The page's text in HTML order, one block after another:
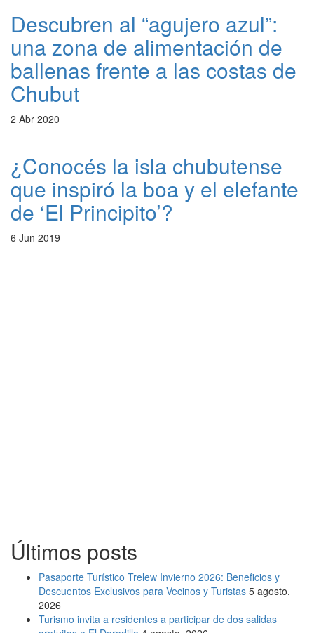
Descubren al “agujero azul”:
una zona de alimentación de
ballenas frente a las costas de
Chubut
2 Abr 2020
¿Conocés la isla chubutense
que inspiró la boa y el elefante
de ‘El Principito’?
6 Jun 2019
Últimos posts
Pasaporte Turístico Trelew Invierno 2026: Beneficios y
Descuentos Exclusivos para Vecinos y Turistas 5 agosto,
2026
Turismo invita a residentes a participar de dos salidas